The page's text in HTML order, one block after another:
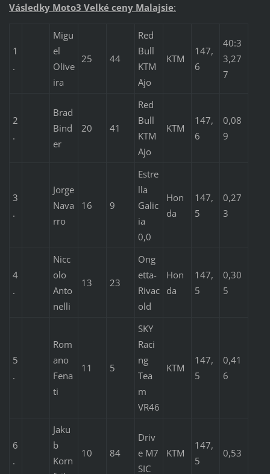
Vásledky Moto3 Velké cenyMalajsie:
1
.
Migu
el
Olive
ira
25 44
Red
Bull
KTM
Ajo
KTM
147,
6
40:3
3,27
7
2
.
Brad
Bind
er
20 41
Red
Bull
KTM
Ajo
KTM
147,
6
0,08
9
3
.
Jorge
Nava
rro
16 9
Estre
lla
Galic
ia
0,0
Hon
da
147,
5
0,27
3
4
.
Nicc
olo
Anto
nelli
13 23
Ong
etta-
Rivac
old
Hon
da
147,
5
0,30
5
5
.
Rom
ano
Fena
ti
11 5
SKY
Raci
ng
Tea
m
VR46
KTM
147,
5
0,41
6
6
.
Jaku
b
Korn
10 84
Driv
e M7
SIC
KTM
147,
5
0,53